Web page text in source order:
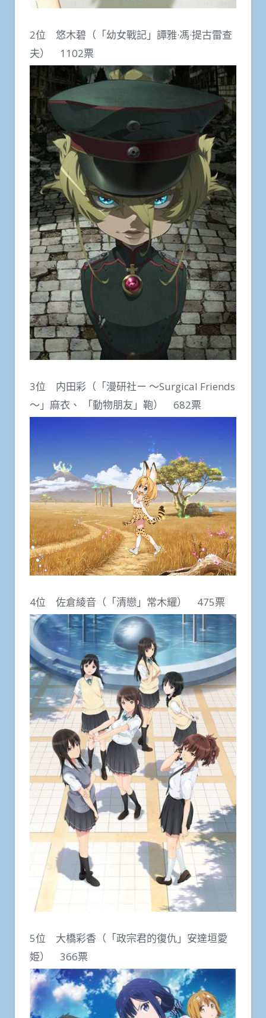
2位 悠木碧（「幼女戰記」譚雅·馮·提古雷查
夫） 1102票
3位 内田彩（「漫研社ー ～Surgical Friends
～」麻衣、 「動物朋友」鞄） 682票
4位 佐倉綾音（「清戀」常木耀） 475票
5位 大橋彩香（「政宗君的復仇」安達垣愛
姫） 366票